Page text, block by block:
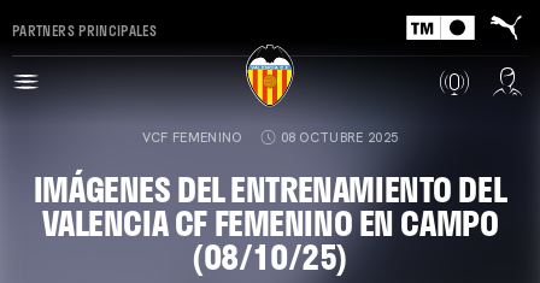
PARTNERS PRINCIPALES
VCF FEMENINO 08 OCTUBRE 2025
IMÁGENES DEL ENTRENAMIENTO DEL
VALENCIA CF FEMENINO EN CAMPO
(08/10/25)